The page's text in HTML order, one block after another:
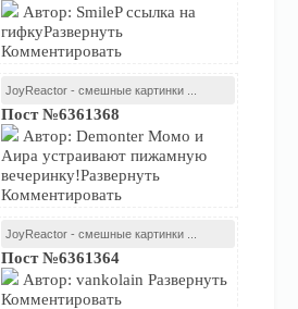
Автор: SmileP ссылка на
гифкуРазвернуть
Комментировать
JoyReactor - смешные картинки ...
Пост №6361368
Автор: Demonter Момо и
Аира устраивают пижамную
вечеринку!Развернуть
Комментировать
JoyReactor - смешные картинки ...
Пост №6361364
Автор: vankolain Развернуть
Комментировать